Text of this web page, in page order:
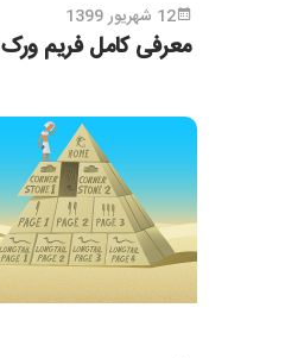
12 شهریور 1399
معرفی کامل فریم ورک AMP